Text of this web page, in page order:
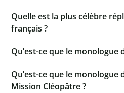
Quelle est la plus célèbre
français ?
Qu’est-ce que le monologue
Qu’est-ce que le monologue
Mission Cléopâtre ?